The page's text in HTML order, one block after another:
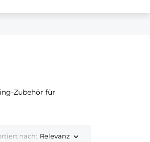
Zubehör für
nach: Relevanz 